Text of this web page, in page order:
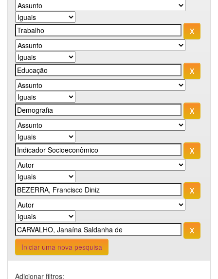
Iniciar uma nova pesquisa
Adicionar filtros: